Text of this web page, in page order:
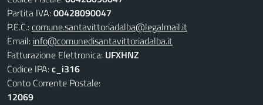
Partita IVA:00428090047
P.E.C.:comune.santavittoriadalba@legalmail.it
Email: info@comunedisantavittoriadalba.it
Fatturazione Elettronica: UFXHNZ
Codice IPA:c_i316
Conto Corrente Postale:
12069